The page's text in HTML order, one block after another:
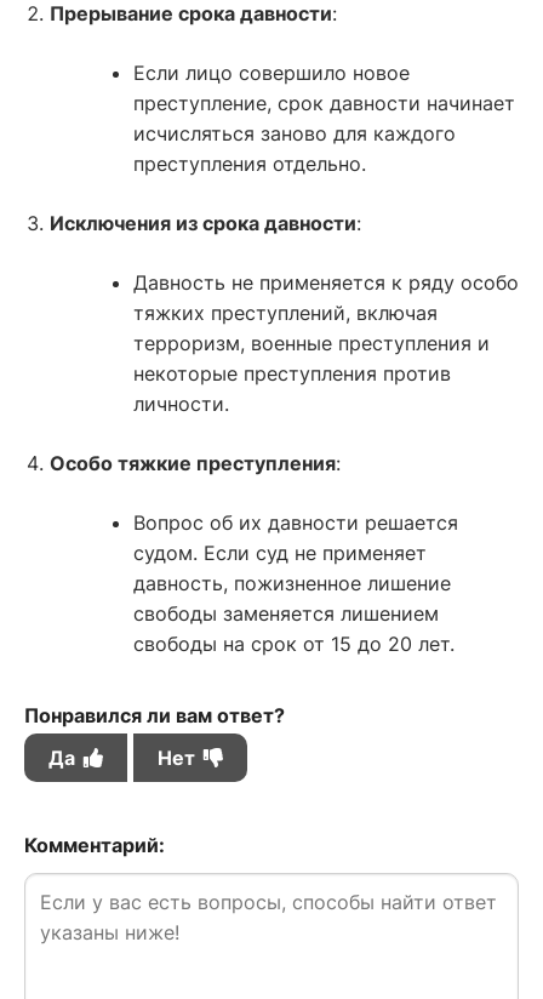
Прерывание срока давности:
Если лицо совершило новое
преступление, срок давности начинает
исчисляться заново для каждого
преступления отдельно.
Исключения из срока давности:
Давность не применяется к ряду особо
тяжких преступлений, включая
терроризм, военные преступления и
некоторые преступления против
личности.
Особо тяжкие преступления:
Вопрос об их давности решается
судом. Если суд не применяет
давность, пожизненное лишение
свободы заменяется лишением
свободы на срок от 15 до 20 лет.
Понравился ли вам ответ?
Да
Нет
Комментарий: